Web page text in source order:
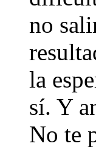
no
la
sí. Y
No te